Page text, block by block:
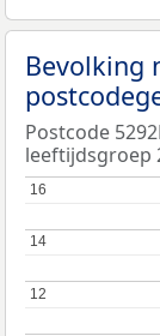
Bevolking
Postcode
leeftijdsgroep
12
12
14
14
16
16